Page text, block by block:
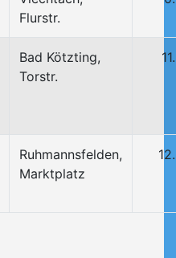
Flurstr.
Bad Kötzting,
Torstr.
Ruhmannsfelden,
Marktplatz